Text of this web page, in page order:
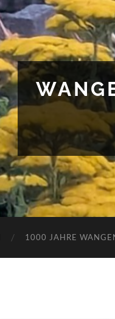
1000 JAHRE